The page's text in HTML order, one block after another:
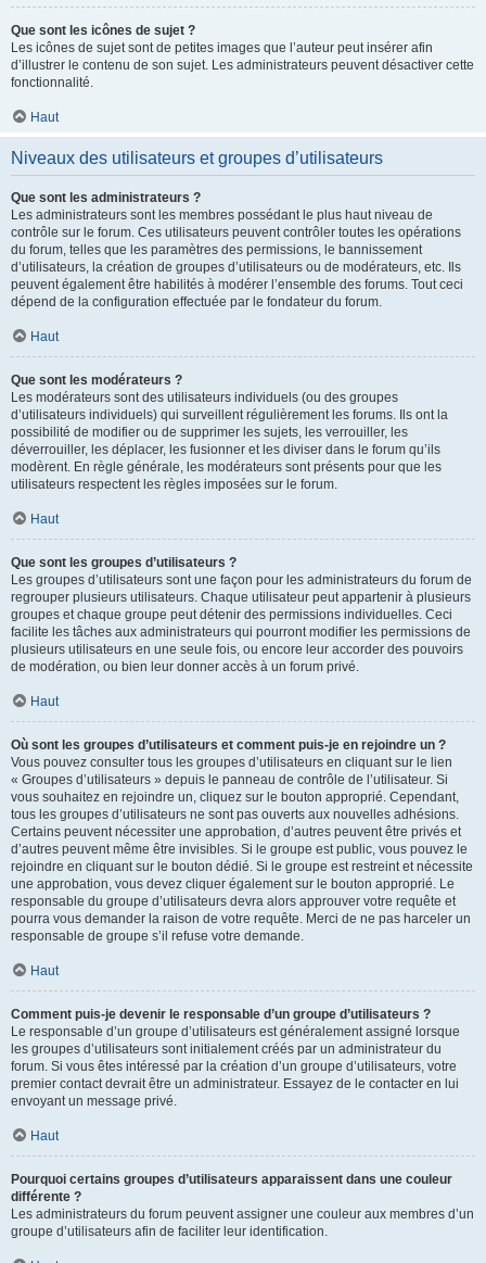
Que sont les icônes de sujet ?
Les icônes de sujet sont de petites images que l’auteur peut insérer afin
d’illustrer le contenu de son sujet. Les administrateurs peuvent désactiver cette
fonctionnalité.
Haut
Niveaux des utilisateurs et groupes d’utilisateurs
Que sont les administrateurs ?
Les administrateurs sont les membres possédant le plus haut niveau de
contrôle sur le forum. Ces utilisateurs peuvent contrôler toutes les opérations
du forum, telles que les paramètres des permissions, le bannissement
d’utilisateurs, la création de groupes d’utilisateurs ou de modérateurs, etc. Ils
peuvent également être habilités à modérer l’ensemble des forums. Tout ceci
dépend de la configuration effectuée par le fondateur du forum.
Haut
Que sont les modérateurs ?
Les modérateurs sont des utilisateurs individuels (ou des groupes
d’utilisateurs individuels) qui surveillent régulièrement les forums. Ils ont la
possibilité de modifier ou de supprimer les sujets, les verrouiller, les
déverrouiller, les déplacer, les fusionner et les diviser dans le forum qu’ils
modèrent. En règle générale, les modérateurs sont présents pour que les
utilisateurs respectent les règles imposées sur le forum.
Haut
Que sont les groupes d’utilisateurs ?
Les groupes d’utilisateurs sont une façon pour les administrateurs du forum de
regrouper plusieurs utilisateurs. Chaque utilisateur peut appartenir à plusieurs
groupes et chaque groupe peut détenir des permissions individuelles. Ceci
facilite les tâches aux administrateurs qui pourront modifier les permissions de
plusieurs utilisateurs en une seule fois, ou encore leur accorder des pouvoirs
de modération, ou bien leur donner accès à un forum privé.
Haut
Où sont les groupes d’utilisateurs et comment puis-je en rejoindre un ?
Vous pouvez consulter tous les groupes d’utilisateurs en cliquant sur le lien
« Groupes d’utilisateurs » depuis le panneau de contrôle de l’utilisateur. Si
vous souhaitez en rejoindre un, cliquez sur le bouton approprié. Cependant,
tous les groupes d’utilisateurs ne sont pas ouverts aux nouvelles adhésions.
Certains peuvent nécessiter une approbation, d’autres peuvent être privés et
d’autres peuvent même être invisibles. Si le groupe est public, vous pouvez le
rejoindre en cliquant sur le bouton dédié. Si le groupe est restreint et nécessite
une approbation, vous devez cliquer également sur le bouton approprié. Le
responsable du groupe d’utilisateurs devra alors approuver votre requête et
pourra vous demander la raison de votre requête. Merci de ne pas harceler un
responsable de groupe s’il refuse votre demande.
Haut
Comment puis-je devenir le responsable d’un groupe d’utilisateurs ?
Le responsable d’un groupe d’utilisateurs est généralement assigné lorsque
les groupes d’utilisateurs sont initialement créés par un administrateur du
forum. Si vous êtes intéressé par la création d’un groupe d’utilisateurs, votre
premier contact devrait être un administrateur. Essayez de le contacter en lui
envoyant un message privé.
Haut
Pourquoi certains groupes d’utilisateurs apparaissent dans une couleur
différente ?
Les administrateurs du forum peuvent assigner une couleur aux membres d’un
groupe d’utilisateurs afin de faciliter leur identification.